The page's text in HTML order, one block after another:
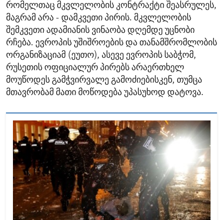
რომელთაც მკვლელობის კონტრაქტი შეასრულეს,
მაგრამ არა - დამკვეთი პირის. მკვლელობის
შემკვეთი ადამიანის ვინაობა დღემდე უცნობი
რჩება. ევროპის უშიშროების და თანამშრომლობის
ორგანიზაციამ (ეუთო), ასევე ევროპის საბჭომ,
რუსეთის ოფიციალურ პირებს არაერთხელ
მოუწოდეს გამჭვირვალე გამოძიებისკენ, თუმცა
მთავრობამ მათი მოწოდება უპასუხოდ დატოვა.